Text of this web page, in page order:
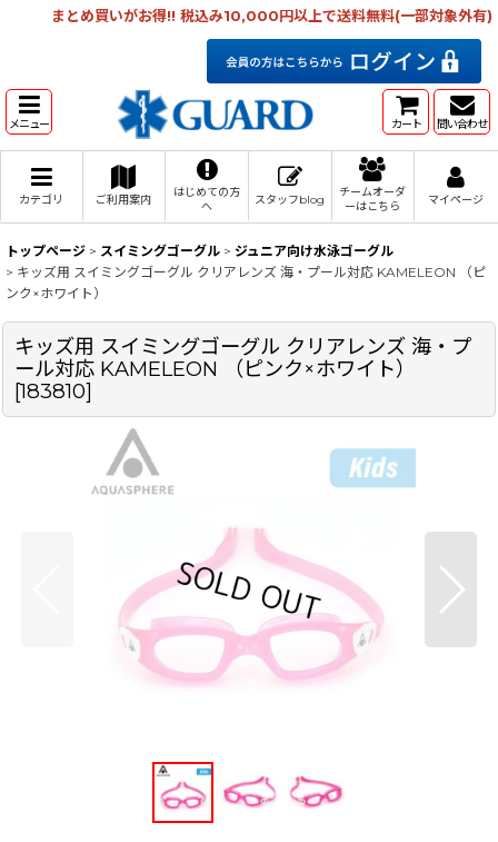
まとめ買いがお得!! 税込み10,000円以上で送料無料(一部対象外有)
メニュー カート 問い合わせ
カテゴリ ご利用案内
はじめての方
へ
スタッフblog
チームオーダ
ーはこちら
マイページ
トップページ > スイミングゴーグル > ジュニア向け水泳ゴーグル
> キッズ用 スイミングゴーグル クリアレンズ 海・プール対応 KAMELEON （ピ
ンク×ホワイト）
キッズ用 スイミングゴーグル クリアレンズ 海・プ
ール対応 KAMELEON （ピンク×ホワイト）
[183810]